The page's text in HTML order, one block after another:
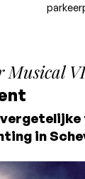
Musical
in